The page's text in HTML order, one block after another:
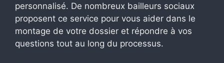
personnalisé. De nombreux bailleurs sociaux
proposent ce service pour vous aider dans le
montage de votre dossier et répondre à vos
questions tout au long du processus.